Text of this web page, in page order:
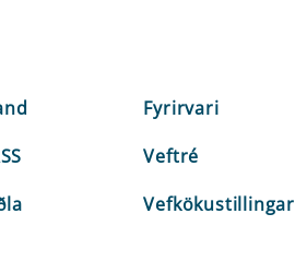
Fyrirvari
Veftré
Vefkökustillingar